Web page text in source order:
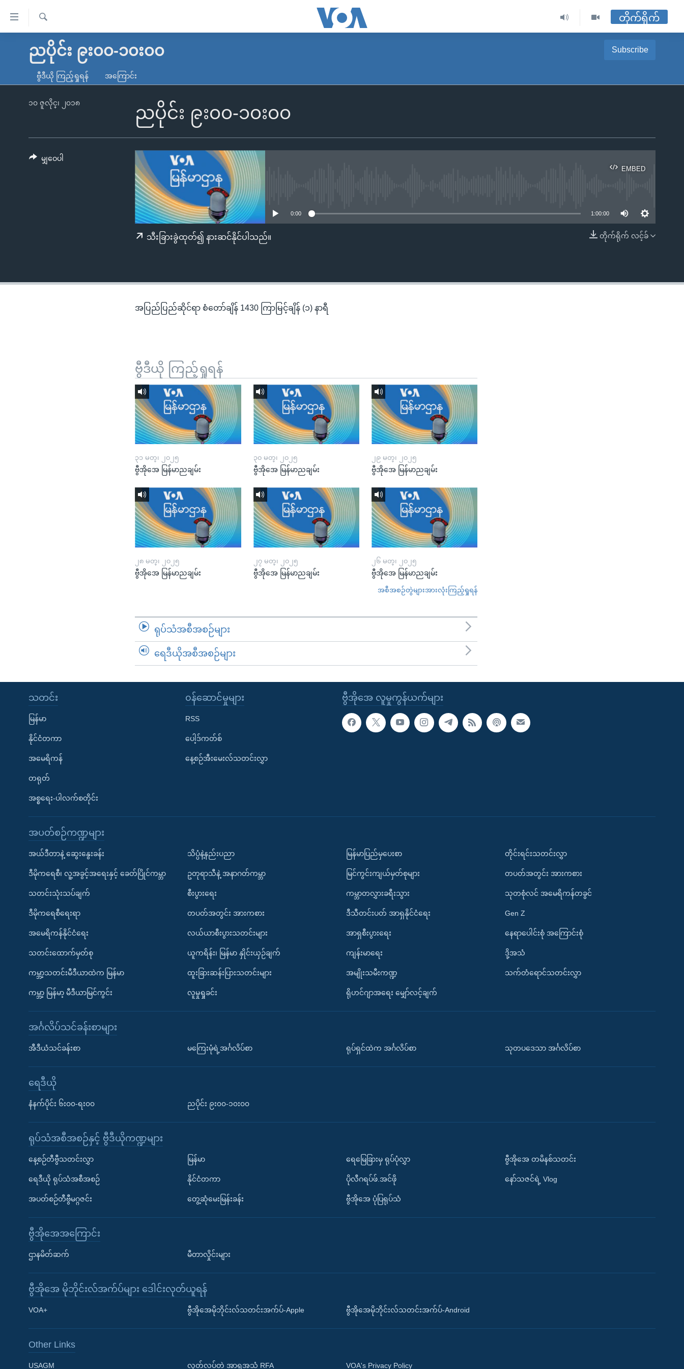
လွယ်ကူ
သည့်
ကျော်
မူလစာမျက်နှာ
ကမ္ဘာ့သတင်းများ
နိုင်ငံတကာ
တရုတ်
အစ္စရေး-ပါလက်စတိုင်း
ရပ်ဝန်းတခု လမ်းတခု အလွန်
အင်္ဂလိပ်စာလေ့လာမယ်
Learning English
ရ
လာ
တိုက်ရိုက်
ညပိုင်း ၉း၀၀-၁၀း၀၀ Subscribe
Spotify
ဗွီဒီယို ကြည့်ရှုရန် အကြောင်း
ညပိုင်း ၉း၀၀-၁၀း၀၀
၁၀ ဇူလိုင္၊ ၂၀၁၈
EMBED
EMBED
0:00 1:00:00
တိုက်ရိုက် လင့်ခ်
သီးခြားခွဲထုတ်၍ နားဆင်နိုင်ပါသည်။
မျှဝေပါ
အပြည်ပြည်ဆိုင်ရာ စံတော်ချိန် 1430 ကြာမြင့်ချိန် (၁) နာရီ
ဗွီဒီယို ကြည့်ရှုရန်
၃၁ မတ္၊ ၂၀၂၅
ဗွီအိုအေ မြန်မာညချမ်း
၃၀ မတ္၊ ၂၀၂၅
ဗွီအိုအေ မြန်မာညချမ်း
၂၉ မတ္၊ ၂၀၂၅
ဗွီအိုအေ မြန်မာညချမ်း
၂၈ မတ္၊ ၂၀၂၅
ဗွီအိုအေ မြန်မာညချမ်း
၂၇ မတ္၊ ၂၀၂၅
ဗွီအိုအေ မြန်မာညချမ်း
၂၆ မတ္၊ ၂၀၂၅
ဗွီအိုအေ မြန်မာညချမ်း
အစီအစဉ်တွဲများအားလုံးကြည့်ရှုရန်
ရုပ်သံအစီအစဉ်များ
ရေဒီယိုအစီအစဉ်များ
ဗွီအိုအေ လူမှုကွန်ယက်များ
သတင်း
မြန်မာ
နိုင်ငံတကာ
အမေရိကန်
တရုတ်
အစ္စရေး-ပါလက်စတိုင်း
၀န်ဆောင်မှုများ
RSS
ပေါ့ဒ်ကတ်စ်
နေ့စဉ်အီးမေးလ်သတင်းလွှာ
အပတ်စဉ်ကဏ္ဍများ
အယ်ဒီတာနဲ့ ဆွေးနွေးခန်း
ဒီမိုကရေစီ၊ လူ့အခွင့်အရေးနှင့် ခေတ်ပြိုင်ကမ္ဘာ
သတင်းသုံးသပ်ချက်
ဒီမိုကရေစီရေးရာ
အမေရိကန်နိုင်ငံရေး
သတင်းထောက်မှတ်စု
ကမ္ဘာ့သတင်းမီဒီယာထဲက မြန်မာ
ကမ္ဘာ့ မြန်မာ့ မီဒီယာမြင်ကွင်း
သိပ္ပံနဲ့နည်းပညာ
ဥတုရာသီနဲ့ အနာဂတ်ကမ္ဘာ
စီးပွားရေး
တပတ်အတွင်း အားကစား
လယ်ယာစီးပွားသတင်းများ
ယူကရိန်း၊ မြန်မာ နှိုင်းယှဉ်ချက်
ထူးခြားဆန်းပြားသတင်းများ
လူမှုရှုခင်း
မြန်မာပြည်မှပေးစာ
မြင်ကွင်းကျယ်မှတ်စုများ
ကမ္ဘာတလွှားခရီးသွား
ဒီသီတင်းပတ် အာရှနိုင်ငံရေး
အာရှစီးပွားရေး
ကျန်းမာရေး
အမျိုးသမီးကဏ္ဍ
ရိုဟင်ဂျာအရေး မျှော်လင့်ချက်
တိုင်းရင်းသတင်းလွှာ
တပတ်အတွင်း အားကစား
သုတစုံလင် အမေရိကန်တခွင်
Gen Z
နေရာပေါင်းစုံ အကြောင်းစုံ
ဒို့အသံ
သက်တံရောင်သတင်းလွှာ
အင်္ဂလိပ်သင်ခန်းစာများ
အီဒီယံသင်ခန်းစာ မကြေးမုံရဲ့အင်္ဂလိပ်စာ ရုပ်ရှင်ထဲက အင်္ဂလိပ်စာ သုတပဒေသာ အင်္ဂလိပ်စာ
ရေဒီယို
နံနက်ပိုင်း ၆း၀၀-ရး၀၀ ညပိုင်း ၉း၀၀-၁၀း၀၀
ရုပ်သံအစီအစဉ်နှင့် ဗွီဒီယိုကဏ္ဍများ
နေ့စဉ်တီဗွီသတင်းလွှာ
ရေဒီယို ရုပ်သံအစီအစဉ်
အပတ်စဉ်တီဗွီမဂ္ဂဇင်း
မြန်မာ
နိုင်ငံတကာ
တွေ့ဆုံမေးမြန်းခန်း
ရေမြေခြားမှ ရုပ်ပုံလွှာ
ပိုလီဂရပ်ဖ်.အင်ဖို
ဗွီအိုအေ ပုံပြရုပ်သံ
ဗွီအိုအေ တမိနစ်သတင်း
နော်သဇင်ရဲ့ Vlog
ဗွီအိုအေအကြောင်း
ဌာနမိတ်ဆက် မီတာလှိုင်းများ
ဗွီအိုအေ မိုဘိုင်းလ်အက်ပ်များ ဒေါင်းလုတ်ယူရန်
VOA+ ဗွီအိုအေမိုဘိုင်းလ်သတင်းအက်ပ်-Apple ဗွီအိုအေမိုဘိုင်းလ်သတင်းအက်ပ်-Android
Other Links
USAGM လွတ်လပ်တဲ့ အာရှအသံ RFA VOA's Privacy Policy